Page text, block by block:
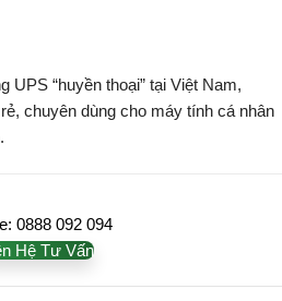
UPS “huyền thoại” tại Việt Nam,
chuyên dùng cho máy tính cá nhân
0888 092 094
Hệ Tư Vấn